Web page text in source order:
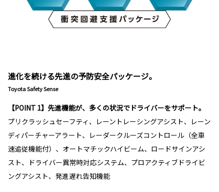
進化を続ける先進の予防安全パッケージ。
Toyota Safety Sense
【POINT 1】先進機能が、多くの状況でドライバーをサポート。
プリクラッシュセーフティ、レーントレーシングアシスト、レーン
ディパーチャーアラート、レーダークルーズコントロール（全車
速追従機能付）、オートマチックハイビーム、ロードサインアシ
スト、ドライバー異常時対応システム、プロアクティブドライビ
ングアシスト、発進遅れ告知機能